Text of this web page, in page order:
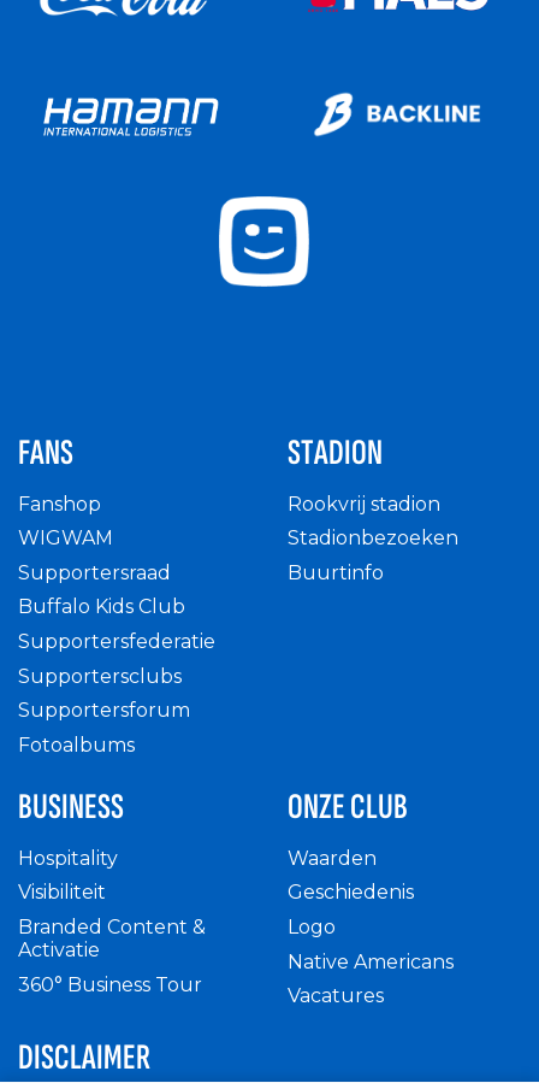
FANS
Fanshop
WIGWAM
Supportersraad
Buffalo Kids Club
Supportersfederatie
Supportersclubs
Supportersforum
Fotoalbums
STADION
Rookvrij stadion
Stadionbezoeken
Buurtinfo
BUSINESS
Hospitality
Visibiliteit
Branded Content &
Activatie
360° Business Tour
ONZE CLUB
Waarden
Geschiedenis
Logo
Native Americans
Vacatures
DISCLAIMER